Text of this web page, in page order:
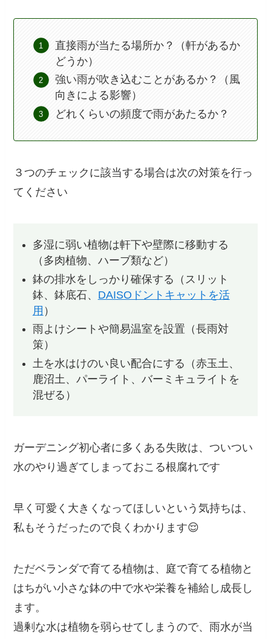
直接雨が当たる場所か？（軒があるか
どうか）
強い雨が吹き込むことがあるか？（風
向きによる影響）
どれくらいの頻度で雨があたるか？
３つのチェックに該当する場合は次の対策を行っ
てください
多湿に弱い植物は軒下や壁際に移動する
（多肉植物、ハーブ類など）
鉢の排水をしっかり確保する（スリット
鉢、鉢底石、 DAISOドントキャットを活
用 ）
雨よけシートや簡易温室を設置（長雨対
策）
土を水はけのい良い配合にする（赤玉土、
鹿沼土、パーライト、バーミキュライトを
混ぜる）
ガーデニング初心者に多くある失敗は、ついつい
水のやり過ぎてしまっておこる根腐れです
早く可愛く大きくなってほしいという気持ちは、
私もそうだったので良くわかります😌
ただベランダで育てる植物は、庭で育てる植物と
はちがい小さな鉢の中で水や栄養を補給し成長し
ます。
過剰な水は植物を弱らせてしまうので、雨水が当